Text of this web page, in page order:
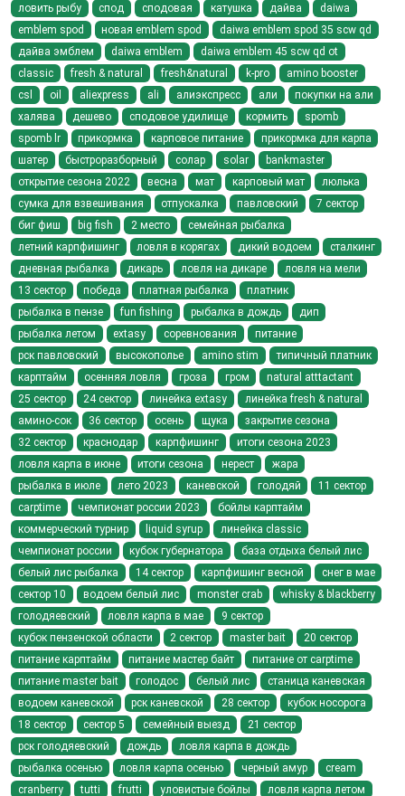
ловить рыбу
спод сподовая катушка дайва
daiwa
emblem spod
новая emblem spod
daiwa emblem spod 35 scw qd
дайва эмблем
daiwa emblem
daiwa emblem 45 scw qd ot
classic
fresh & natural fresh&natural k-pro
amino booster
csl
oil aliexpress ali алиэкспресс али
покупки на али
халява
дешево сподовое удилище кормить
spomb
spomb lr
прикормка карповое питание
прикормка для карпа
шатер
быстроразборный солар solar
bankmaster
открытие сезона 2022
весна мат карповый мат
люлька
сумка для взвешивания
отпускалка павловский
7 сектор
биг фиш
big fish 2 место
семейная рыбалка
летний карпфишинг
ловля в корягах дикий водоем
сталкинг
дневная рыбалка
дикарь ловля на дикаре
ловля на мели
13 сектор
победа платная рыбалка
платник
рыбалка в пензе
fun fishing рыбалка в дождь
дип
рыбалка летом
extasy соревнования
питание
рск павловский
высокополье amino stim
типичный платник
карптайм
осенняя ловля гроза гром
natural atttactant
25 сектор
24 сектор линейка extasy
линейка fresh & natural
амино-сок
36 сектор осень щука
закрытие сезона
32 сектор
краснодар карпфишинг
итоги сезона 2023
ловля карпа в июне
итоги сезона нерест
жара
рыбалка в июле
лето 2023 каневской голодяй
11 сектор
carptime
чемпионат россии 2023
бойлы карптайм
коммерческий турнир
liquid syrup
линейка classic
чемпионат россии
кубок губернатора
база отдыха белый лис
белый лис рыбалка
14 сектор карпфишинг весной
снег в мае
сектор 10
водоем белый лис monster crab
whisky & blackberry
голодяевский
ловля карпа в мае
9 сектор
кубок пензенской области
2 сектор master bait
20 сектор
питание карптайм
питание мастер байт
питание от carptime
питание master bait
голодос белый лис
станица каневская
водоем каневской
рск каневской 28 сектор
кубок носорога
18 сектор
сектор 5 семейный выезд
21 сектор
рск голодяевский
дождь
ловля карпа в дождь
рыбалка осенью
ловля карпа осенью черный амур
cream
cranberry
tutti frutti уловистые бойлы ловля карпа летом